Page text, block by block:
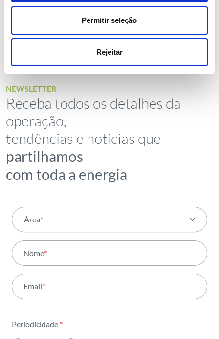
Permitir seleção
Rejeitar
NEWSLETTER
Receba todos os detalhes da
operação,
tendências e notícias que
partilhamos
com toda a energia
Área*
Atividade
Institucional
Inovação
Nome*
Email*
Periodicidade *